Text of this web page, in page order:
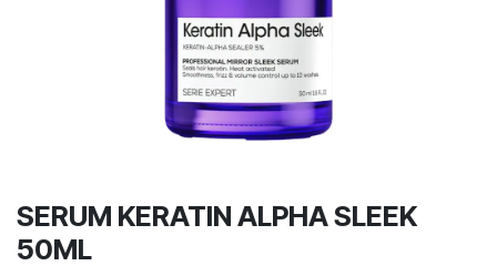
SERUM KERATIN ALPHA SLEEK
50ML